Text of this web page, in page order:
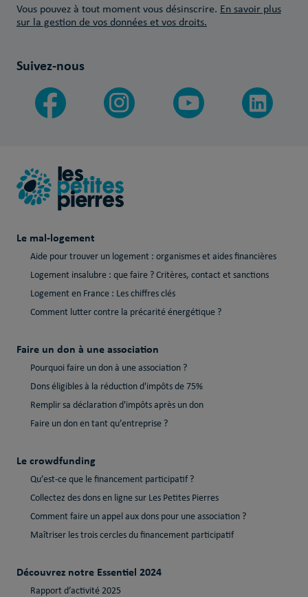
Vous pouvez à tout moment vous désinscrire. En savoir plus
sur la gestion de vos données et vos droits.
Suivez-nous
Le mal-logement
Aide pour trouver un logement : organismes et aides financières
Logement insalubre : que faire ? Critères, contact et sanctions
Logement en France : Les chiffres clés
Comment lutter contre la précarité énergétique ?
Faire un don à une association
Pourquoi faire un don à une association ?
Dons éligibles à la réduction d'impôts de 75%
Remplir sa déclaration d'impôts après un don
Faire un don en tant qu’entreprise ?
Le crowdfunding
Qu’est-ce que le financement participatif ?
Collectez des dons en ligne sur Les Petites Pierres
Comment faire un appel aux dons pour une association ?
Maîtriser les trois cercles du financement participatif
Découvrez notre Essentiel 2024
Rapport d’activité 2025